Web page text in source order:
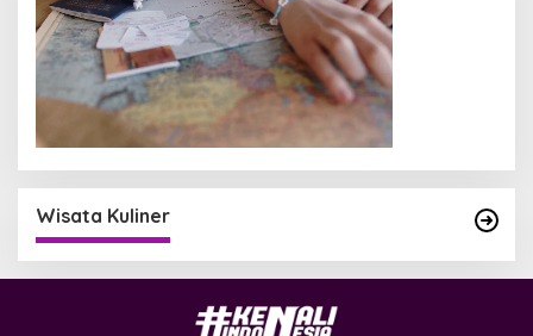
Wisata Kuliner